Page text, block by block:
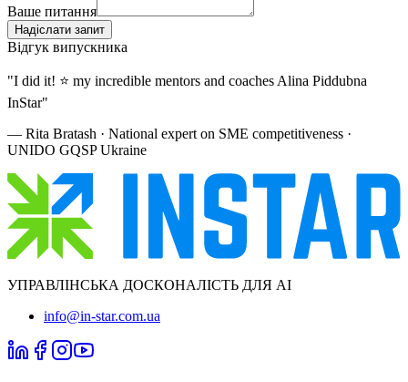
Ваше питання
Надіслати запит
Відгук випускника
"I did it! ⭐ my incredible mentors and coaches Alina Piddubna
InStar"
— Rita Bratash · National expert on SME competitiveness ·
UNIDO GQSP Ukraine
УПРАВЛІНСЬКА ДОСКОНАЛІСТЬ ДЛЯ AI
info@in-star.com.ua